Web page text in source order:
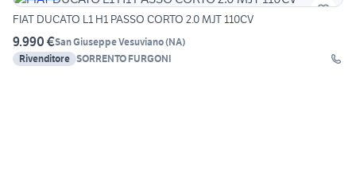
FIAT DUCATO L1 H1 PASSO CORTO 2.0 MJT 110CV
9.990 €San Giuseppe Vesuviano(NA)
Rivenditore SORRENTO FURGONI